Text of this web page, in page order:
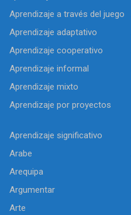
Aprendizaje a través del juego
Aprendizaje adaptativo
Aprendizaje cooperativo
Aprendizaje informal
Aprendizaje mixto
Aprendizaje por proyectos
Aprendizaje significativo
Arabe
Arequipa
Argumentar
Arte